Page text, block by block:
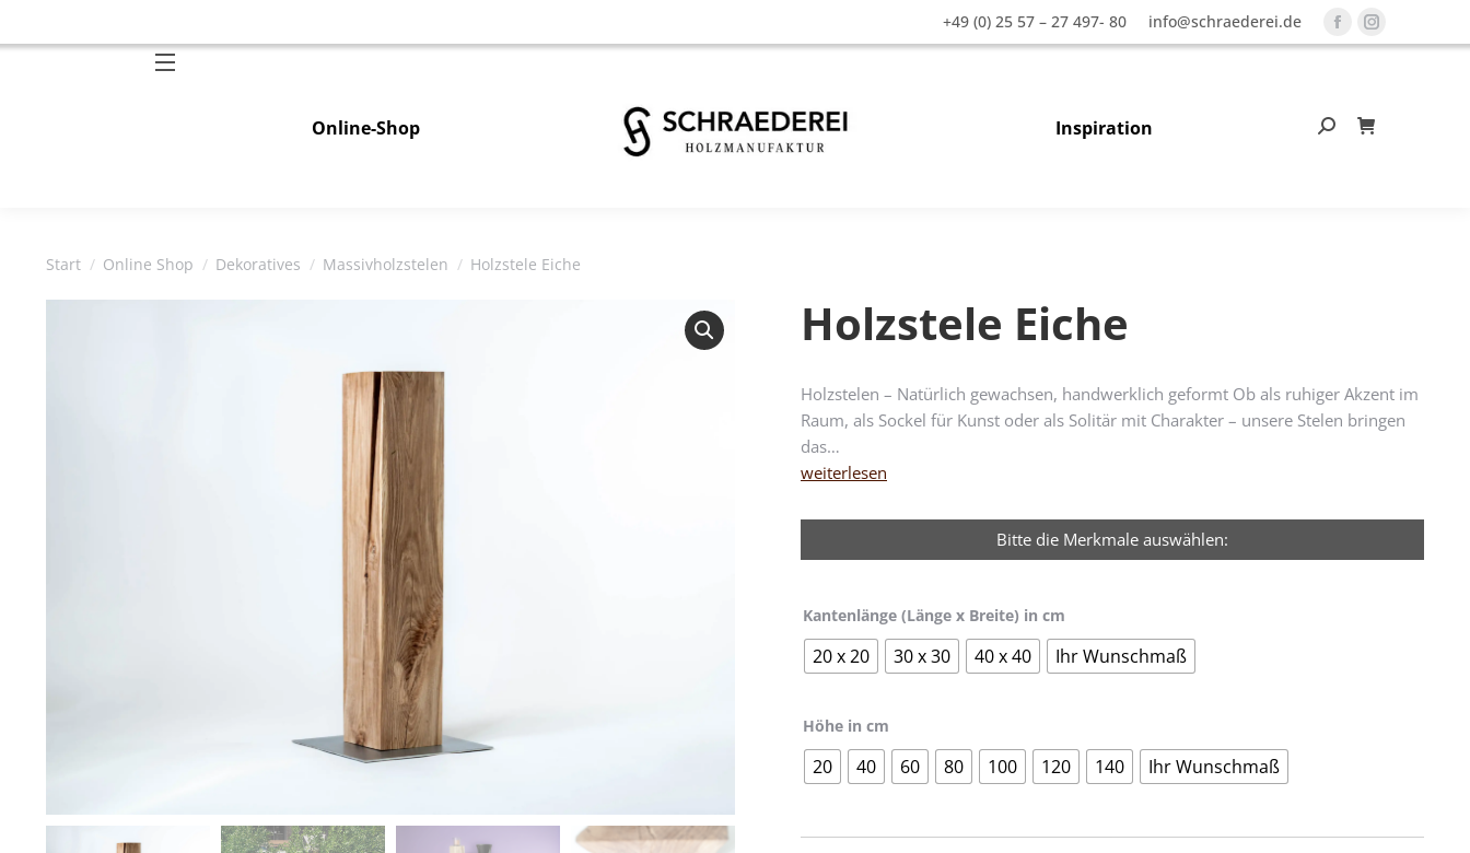
+49 (0) 25 57 – 27 497- 80 info@schraederei.de
Facebook
Instagram
in
Online-Shop Inspiration Search:
Start Online Shop Dekoratives Massivholzstelen Holzstele Eiche
Holzstele Eiche
Holzstelen – Natürlich gewachsen, handwerklich geformt Ob als ruhiger Akzent im
Raum, als Sockel für Kunst oder als Solitär mit Charakter – unsere Stelen bringen
das…
weiterlesen
Bitte die Merkmale auswählen:
Kantenlänge (Länge x Breite) in cm
20 x 20 30 x 30 40 x 40 Ihr Wunschmaß
Höhe in cm
20 40 60 80 100 120 140 Ihr Wunschmaß